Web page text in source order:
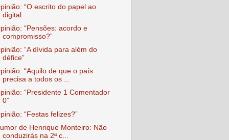
“O escrito do papel ao
digital
“Pensões: acordo e
compromisso?”
“A dívida para além do
défice”
“Aquilo de que o país
precisa a todos os ...
“Presidente 1 Comentador
0”
“Festas felizes?”
de Henrique Monteiro: Não
conduzirás na 2ª c...